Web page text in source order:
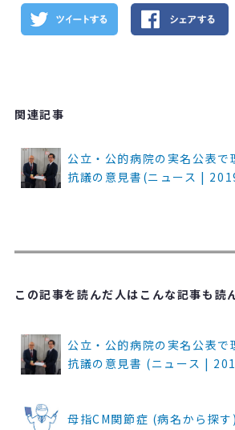
関連記事
公立・公的病院の実名公表で
抗議の意見書(ニュース |
この記事を読んだ人はこんな記事も読
公立・公的病院の実名公表で
抗議の意見書 (ニュース |
母指CM関節症 (病名から探す)